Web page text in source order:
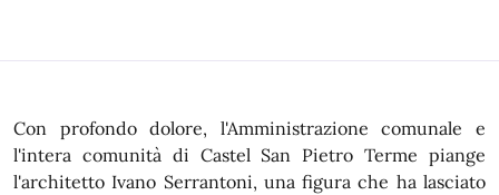
Con profondo dolore, l'Amministrazione comunale e
l'intera comunità di Castel San Pietro Terme piange
l'architetto Ivano Serrantoni, una figura che ha lasciato